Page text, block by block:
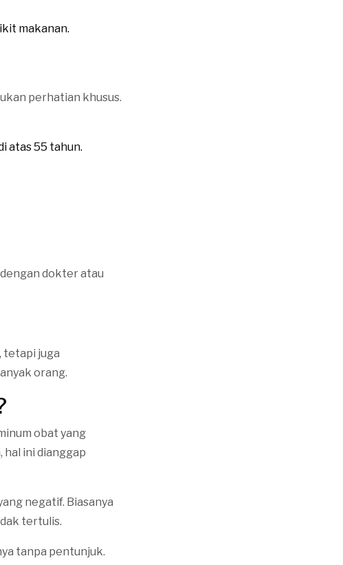
makanan.
perhatian khusus.
atas 55 tahun.
dokter atau
tetapi juga
orang.
obat yang
hal ini dianggap
negatif. Biasanya
tertulis.
tanpa pentunjuk.